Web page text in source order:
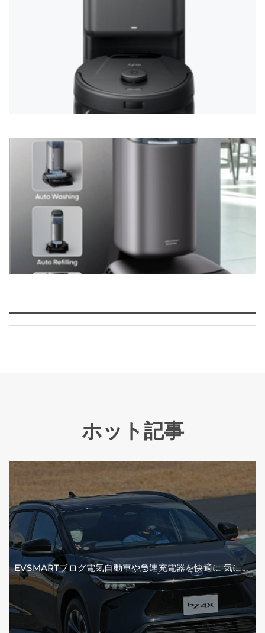
ホット記事
EVSMARTブログ電気自動車や急速充電器を快適に 気にな
るトヨタの電気自動車『BZ4X』／バッテリー残量の％表示
なし【編集部】 人気記事 最近の投稿 カテゴリー